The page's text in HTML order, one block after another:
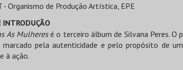
- Organismo de Produção Artística, EPE
INTRODUÇÃO
As Mulheresé o terceiro álbum de Silvana Peres. O
pela autenticidade e pelo propósito de
à ação.